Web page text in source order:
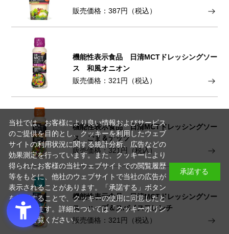
販売価格：387円（税込）
機能性表示食品 日清MCTドレッシングソー
ス 和風オニオン
販売価格：321円（税込）
機能性表示食品 日清MCTドレッシングソー
ス ごま＆ナッツ
販売価格：321円（税込）
機能性表示食品 日清MCTドレッシングソー
ス ハーブ＆スパイスフレンチ
販売価格：321円（税込）
当社では、お客様により良い情報およびサービス
のご提供を目的とし、クッキーを利用したウェブ
サイトの利用状況に関する統計分析、広告などの
効果測定を行っています。また、クッキーにより
得られたお客様の当社ウェブサイトでの閲覧履歴
等をもとに、他社のウェブサイトで当社の広告が
表示されることがあります。「承諾する」ボタン
を押下することで、クッキーの使用に同意したと
みなされます。詳細については「クッキーポリシ
ー
」をご覧ください。
承諾する